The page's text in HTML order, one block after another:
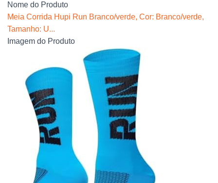
Nome do Produto
Meia Corrida Hupi Run Branco/verde, Cor: Branco/verde,
Tamanho: U...
Imagem do Produto